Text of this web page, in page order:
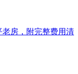
老房，附完整费用清